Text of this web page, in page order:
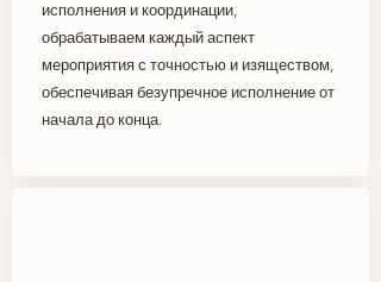
исполнения и координации,
обрабатываем каждый аспект
мероприятия с точностью и изяществом,
обеспечивая безупречное исполнение от
начала до конца.